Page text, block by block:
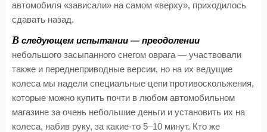
автомобиля «зависали» на самом «верху», приходилось
сдавать назад.
В следующем испытании — преодолении
небольшого засыпанного снегом оврага — участвовали
также и переднеприводные версии, но на их ведущие
колеса мы надели специальные цепи противоскольжения,
которые можно купить почти в любом автомобильном
магазине за очень небольшие деньги и установить их на
колеса, набив руку, за какие-то 5–10 минут. Кто же